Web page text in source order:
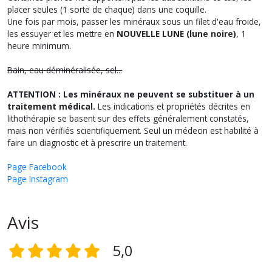
placer seules (1 sorte de chaque) dans une coquille.
Une fois par mois, passer les minéraux sous un filet d'eau froide,
les essuyer et les mettre en NOUVELLE LUNE (lune noire), 1
heure minimum.
Bain, eau déminéralisée, sel...
ATTENTION : Les minéraux ne peuvent se substituer à un
traitement médical. Les indications et propriétés décrites en
lithothérapie se basent sur des effets généralement constatés,
mais non vérifiés scientifiquement. Seul un médecin est habilité à
faire un diagnostic et à prescrire un traitement.
Page Facebook
Page Instagram
Avis
5,0